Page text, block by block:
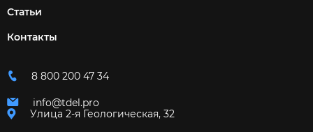
Статьи
Контакты
8 800 200 47 34
info@tdel.pro
Улица 2-я Геологическая, 32